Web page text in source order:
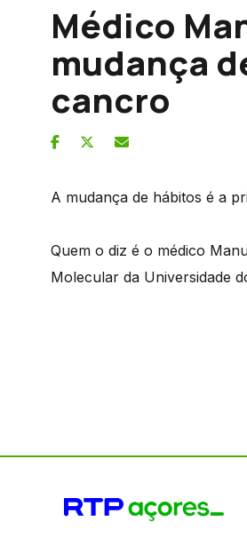
Médico
mudança
cancro
A mudança de hábitos é a
Quem o diz é o médico
Molecular da Universidade